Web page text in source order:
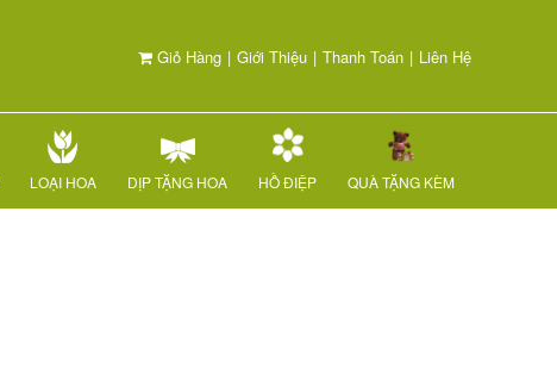
Giỏ Hàng | Giới Thiệu | Thanh Toán | Liên Hệ
LOẠI HOA DỊP TẶNG HOA HỒ ĐIỆP QUÀ TẶNG KÈM